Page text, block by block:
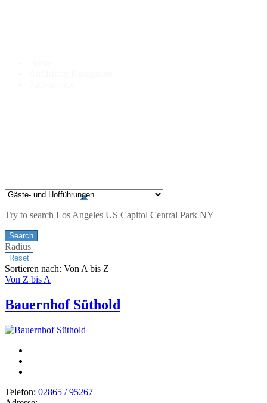
Try to search Los Angeles US Capitol Central Park NY
Radius
Sortieren nach: Von A bis Z
Von Z bis A
Bauernhof Süthold
Telefon: 02865 / 95267